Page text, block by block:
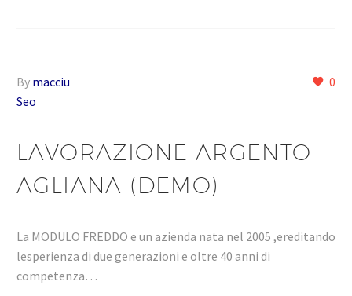
0
By macciu
Seo
LAVORAZIONE ARGENTO
AGLIANA (DEMO)
La MODULO FREDDO e un azienda nata nel 2005 ,ereditando
lesperienza di due generazioni e oltre 40 anni di
competenza…